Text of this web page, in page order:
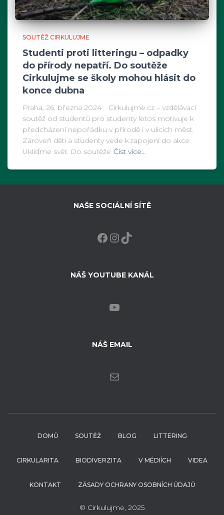
SOUTĚŽ CIRKULUJME
Studenti proti litteringu – odpadky
do přírody nepatří. Do soutěže
Cirkulujme se školy mohou hlásit do
konce dubna
Praha, 26. března 2024 Cirkulujme.cz – vzdělávací
soutěž od studentů pro studenty letos motivuje k
předcházení nepořádku v přírodě i v ulicích měst.
Zároveň děti a studenty vede k zapojení do akce
Ukliďme svět. Do soutěže Číst více…
NAŠE SOCIÁLNÍ SÍTĚ
FACEBOOK INSTAGRAM
NÁŠ YOUTUBE KANÁL
NÁŠ EMAIL
DOMŮ SOUTĚŽ BLOG LITTERING
CIRKULARITA BIODIVERZITA V MÉDIÍCH VIDEA
KONTAKT ZÁSADY OCHRANY OSOBNÍCH ÚDAJŮ
© Cirkulujme, 2025